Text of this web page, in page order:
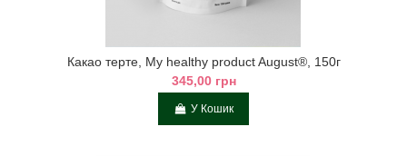
Какао тертe, My healthy product August®, 150г
345,00 грн
У Кошик